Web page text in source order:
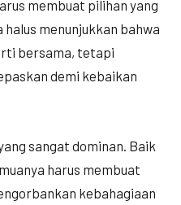
membuat pilihan yang
menunjukkan bahwa
bersama, tetapi
demi kebaikan
sangat dominan. Baik
harus membuat
kebahagiaan